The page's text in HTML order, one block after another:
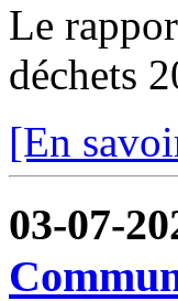
Le
déchets
[En
03-07-